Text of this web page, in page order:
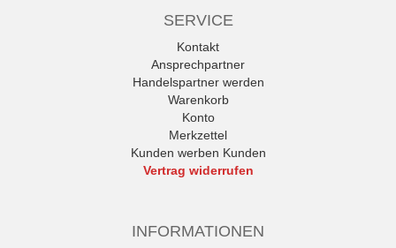
SERVICE
Kontakt
Ansprechpartner
Handelspartner werden
Warenkorb
Konto
Merkzettel
Kunden werben Kunden
Vertrag widerrufen
INFORMATIONEN